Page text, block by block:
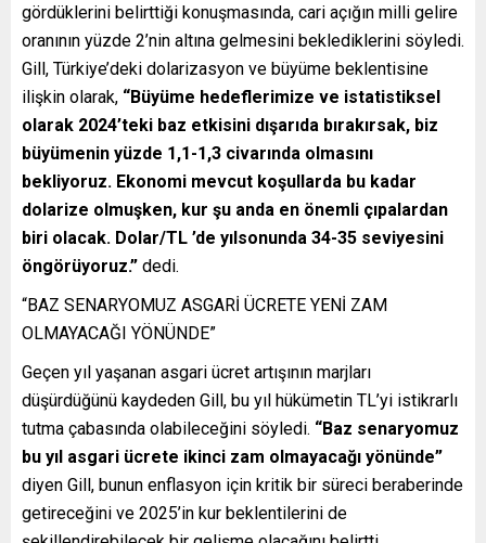
gördüklerini belirttiği konuşmasında, cari açığın milli gelire
oranının yüzde 2’nin altına gelmesini beklediklerini söyledi.
Gill, Türkiye’deki dolarizasyon ve büyüme beklentisine
ilişkin olarak, “Büyüme hedeflerimize ve istatistiksel
olarak 2024’teki baz etkisini dışarıda bırakırsak, biz
büyümenin yüzde 1,1-1,3 civarında olmasını
bekliyoruz. Ekonomi mevcut koşullarda bu kadar
dolarize olmuşken, kur şu anda en önemli çıpalardan
biri olacak. Dolar/TL ’de yılsonunda 34-35 seviyesini
öngörüyoruz.” dedi.
“BAZ SENARYOMUZ ASGARİ ÜCRETE YENİ ZAM
OLMAYACAĞI YÖNÜNDE”
Geçen yıl yaşanan asgari ücret artışının marjları
düşürdüğünü kaydeden Gill, bu yıl hükümetin TL’yi istikrarlı
tutma çabasında olabileceğini söyledi. “Baz senaryomuz
bu yıl asgari ücrete ikinci zam olmayacağı yönünde”
diyen Gill, bunun enflasyon için kritik bir süreci beraberinde
getireceğini ve 2025’in kur beklentilerini de